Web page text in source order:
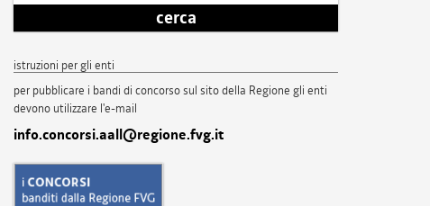
cerca
istruzioni per gli enti
per pubblicare i bandi di concorso sul sito della Regione gli enti
devono utilizzare l'e-mail
info.concorsi.aall@regione.fvg.it